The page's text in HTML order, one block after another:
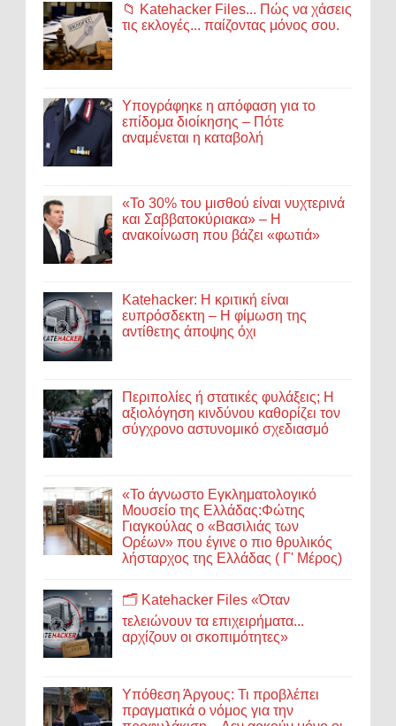
📁 Katehacker Files... Πώς να χάσεις
τις εκλογές... παίζοντας μόνος σου.
Υπογράφηκε η απόφαση για το
επίδομα διοίκησης – Πότε
αναμένεται η καταβολή
«Το 30% του μισθού είναι νυχτερινά
και Σαββατοκύριακα» – Η
ανακοίνωση που βάζει «φωτιά»
Katehacker: Η κριτική είναι
ευπρόσδεκτη – Η φίμωση της
αντίθετης άποψης όχι
Περιπολίες ή στατικές φυλάξεις; Η
αξιολόγηση κινδύνου καθορίζει τον
σύγχρονο αστυνομικό σχεδιασμό
«Το άγνωστο Εγκληματολογικό
Μουσείο της Ελλάδας:Φώτης
Γιαγκούλας ο «Βασιλιάς των
Ορέων» που έγινε ο πιο θρυλικός
λήσταρχος της Ελλάδας ( Γ' Μέρος)
🗂️ Katehacker Files «Όταν
τελειώνουν τα επιχειρήματα...
αρχίζουν οι σκοπιμότητες»
Υπόθεση Άργους: Τι προβλέπει
πραγματικά ο νόμος για την